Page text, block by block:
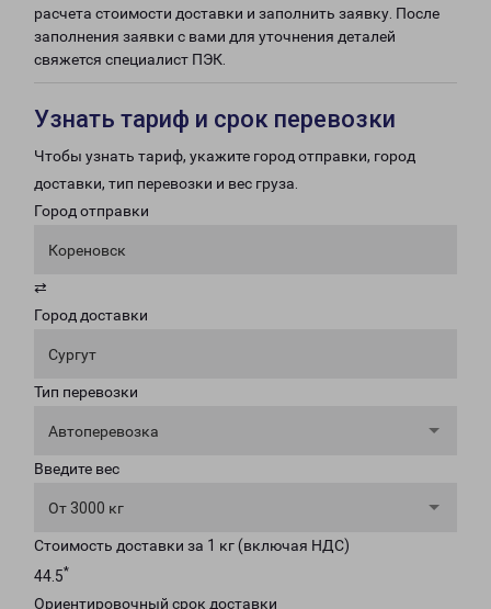
расчета стоимости доставки и заполнить заявку. После
заполнения заявки с вами для уточнения деталей
свяжется специалист ПЭК.
Узнать тариф и срок перевозки
Чтобы узнать тариф, укажите город отправки, город
доставки, тип перевозки и вес груза.
Город отправки
Кореновск
⇄
Город доставки
Сургут
Тип перевозки
Автоперевозка
Введите вес
От 3000 кг
Стоимость доставки за 1 кг (включая НДС)
44.5*
Ориентировочный срок доставки